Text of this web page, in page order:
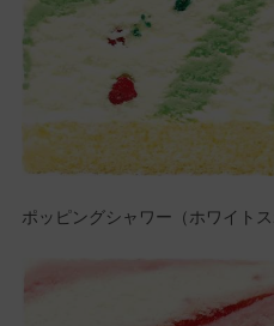
ポッピングシャワー（ホワイトス